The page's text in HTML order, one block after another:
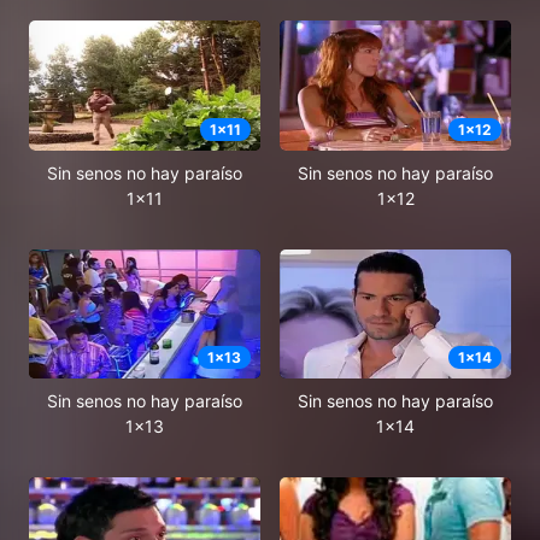
1x11
Sin senos no hay paraíso
1x11
1x12
Sin senos no hay paraíso
1x12
1x13
Sin senos no hay paraíso
1x13
1x14
Sin senos no hay paraíso
1x14